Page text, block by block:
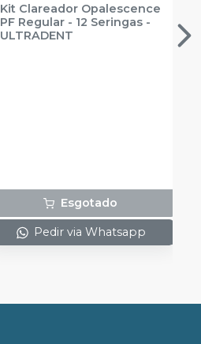
Kit Clareador Opalescence
PF Regular - 12 Seringas-
ULTRADENT
Esgotado
Pedir via Whatsapp